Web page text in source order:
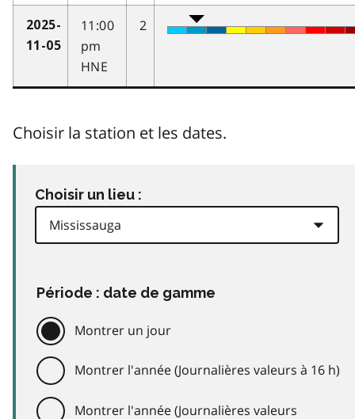
2025-
11-05
11:00
pm
HNE
2
Choisir la station et les dates.
Choisir un lieu :
Période : date de gamme
Montrer un jour
Montrer l'année (Journalières valeurs à 16 h)
Montrer l'année (Journalières valeurs